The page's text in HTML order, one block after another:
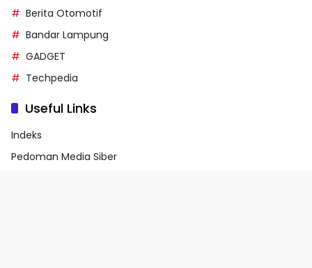
Berita Otomotif
Bandar Lampung
GADGET
Techpedia
Useful Links
Indeks
Pedoman Media Siber